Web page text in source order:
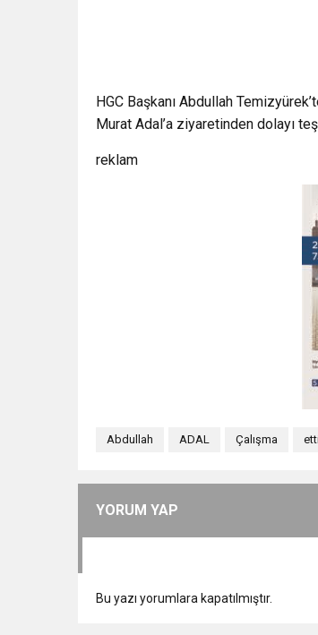
HGC Başkanı Abdullah
Murat Adal’a ziyaretinden dolayı
reklam
Abdullah ADAL Çalışma
YORUM YAP
Bu yazı yorumlara kapatılmıştır.